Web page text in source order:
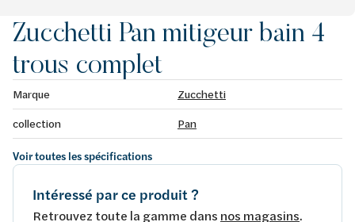
Zucchetti Pan mitigeur bain 4
trous complet
Marque
Zucchetti
collection
Pan
Voir toutes les spécifications
Intéressé par ce produit ?
Retrouvez toute la gamme dans nos magasins.